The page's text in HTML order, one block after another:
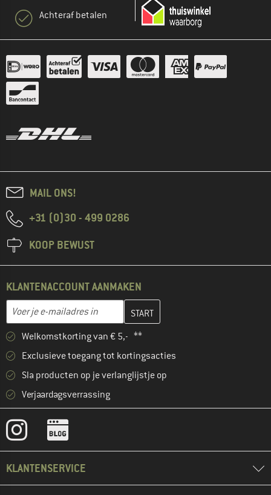
Achteraf betalen
MAIL ONS!
+31 (0)30 - 499 0286
KOOP BEWUST
KLANTENACCOUNT AANMAKEN
E-mailadres
Vul je e-mailadres hier in en maak in de volgende stap je
Welkomstkorting van € 5,- **
Exclusieve toegang tot kortingsacties
Sla producten op je verlanglijstje op
Verjaardagsverrassing
KLANTENSERVICE